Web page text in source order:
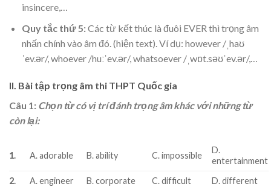
insincere,…
Quy tắc thứ 5:Các từ kết thúc là đuôi EVER thì trọng âm
nhấn chính vào âm đó. (hiện text). Ví dụ: however /ˌhaʊ
ˈev.ər/, whoever /huːˈev.ər/, whatsoever /ˌwɒt.səʊˈev.ər/,…
II. Bài tập trọng âm thi THPT Quốc gia
Câu 1: Chọn từ có vị trí đánh trọng âm khác với những từ
còn lại:
1. A. adorable B. ability C. impossible
D.
entertainment
2.
A. engineer B. corporate C. difficult
D. different